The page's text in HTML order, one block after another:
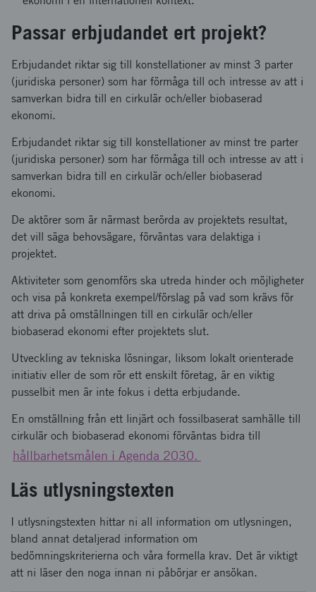
Passar erbjudandet ert projekt?
Erbjudandet riktar sig till konstellationer av minst 3 parter
(juridiska personer) som har förmåga till och intresse av att i
samverkan bidra till en cirkulär och/eller biobaserad
ekonomi.
Erbjudandet riktar sig till konstellationer av minst tre parter
(juridiska personer) som har förmåga till och intresse av att i
samverkan bidra till en cirkulär och/eller biobaserad
ekonomi.
De aktörer som är närmast berörda av projektets resultat,
det vill säga behovsägare, förväntas vara delaktiga i
projektet.
Aktiviteter som genomförs ska utreda hinder och möjligheter
och visa på konkreta exempel/förslag på vad som krävs för
att driva på omställningen till en cirkulär och/eller
biobaserad ekonomi efter projektets slut.
Utveckling av tekniska lösningar, liksom lokalt orienterade
initiativ eller de som rör ett enskilt företag, är en viktig
pusselbit men är inte fokus i detta erbjudande.
En omställning från ett linjärt och fossilbaserat samhälle till
cirkulär och biobaserad ekonomi förväntas bidra till
hållbarhetsmålen i Agenda 2030.
Läs utlysningstexten
I utlysningstexten hittar ni all information om utlysningen,
bland annat detaljerad information om
bedömningskriterierna och våra formella krav. Det är viktigt
att ni läser den noga innan ni påbörjar er ansökan.